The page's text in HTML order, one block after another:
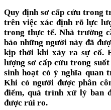
Quy định sơ cấp cứu trong
trên việc xác định rõ lực
trong thực tế. Nhà trường
bảo những người này đã
kịp thời khi xảy ra sự cố.
lượng sơ cấp cứu trong
sinh hoạt có ý nghĩa quan
Khi có người được phân
điểm, quá trình xử lý ban
được rủi ro.